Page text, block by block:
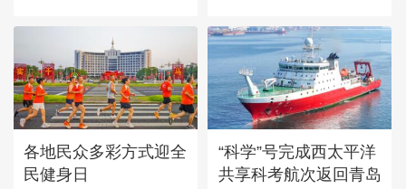
各地民众多彩方式迎全
民健身日
“科学”号完成西太平洋
共享科考航次返回青岛